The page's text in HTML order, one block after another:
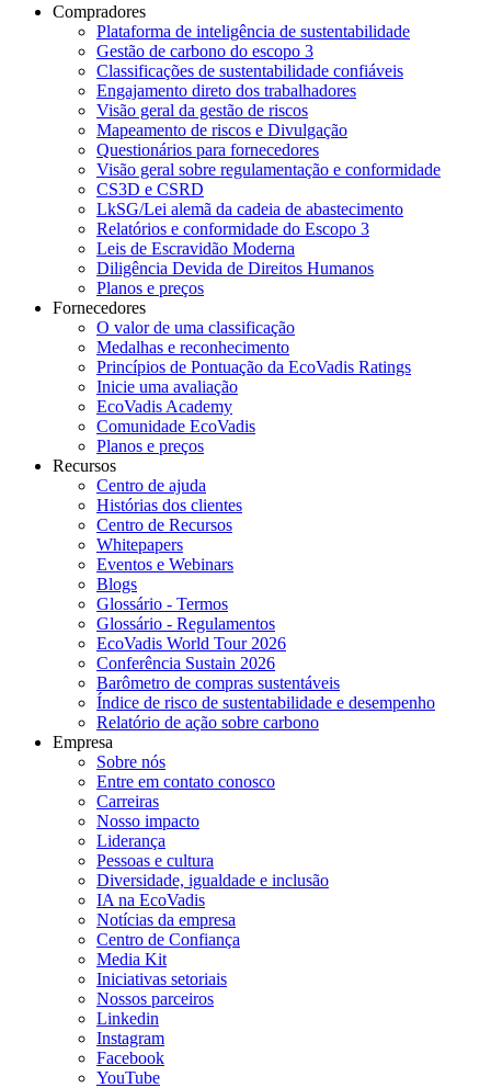
Compradores
Plataforma de inteligência de sustentabilidade
Gestão de carbono do escopo 3
Classificações de sustentabilidade confiáveis
Engajamento direto dos trabalhadores
Visão geral da gestão de riscos
Mapeamento de riscos e Divulgação
Questionários para fornecedores
Visão geral sobre regulamentação e conformidade
CS3D e CSRD
LkSG/Lei alemã da cadeia de abastecimento
Relatórios e conformidade do Escopo 3
Leis de Escravidão Moderna
Diligência Devida de Direitos Humanos
Planos e preços
Fornecedores
O valor de uma classificação
Medalhas e reconhecimento
Princípios de Pontuação da EcoVadis Ratings
Inicie uma avaliação
EcoVadis Academy
Comunidade EcoVadis
Planos e preços
Recursos
Centro de ajuda
Histórias dos clientes
Centro de Recursos
Whitepapers
Eventos e Webinars
Blogs
Glossário - Termos
Glossário - Regulamentos
EcoVadis World Tour 2026
Conferência Sustain 2026
Barômetro de compras sustentáveis
Índice de risco de sustentabilidade e desempenho
Relatório de ação sobre carbono
Empresa
Sobre nós
Entre em contato conosco
Carreiras
Nosso impacto
Liderança
Pessoas e cultura
Diversidade, igualdade e inclusão
IA na EcoVadis
Notícias da empresa
Centro de Confiança
Media Kit
Iniciativas setoriais
Nossos parceiros
Linkedin
Instagram
Facebook
YouTube